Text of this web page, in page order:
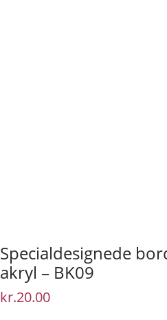
Specialdesignede
akryl – BK09
kr.20.00